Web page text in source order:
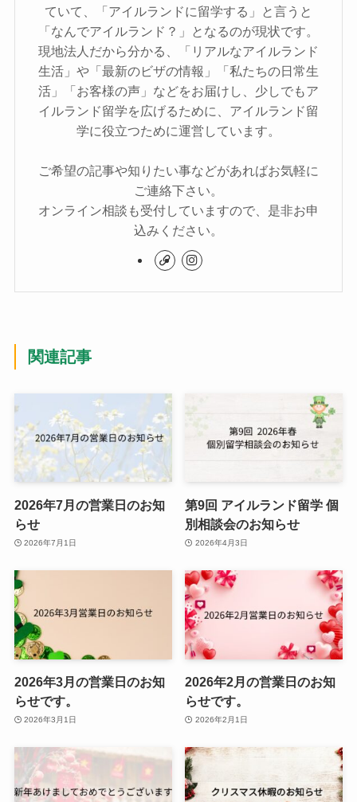
ていて、「アイルランドに留学する」と言うと
「なんでアイルランド？」となるのが現状です。
現地法人だから分かる、「リアルなアイルランド
生活」や「最新のビザの情報」「私たちの日常生
活」「お客様の声」などをお届けし、少しでもア
イルランド留学を広げるために、アイルランド留
学に役立つために運営しています。
ご希望の記事や知りたい事などがあればお気軽に
ご連絡下さい。
オンライン相談も受付していますので、是非お申
込みください。
関連記事
2026年7月の営業日のお知
らせ
2026年7月1日
第9回 アイルランド留学 個
別相談会のお知らせ
2026年4月3日
2026年3月の営業日のお知
らせです。
2026年3月1日
2026年2月の営業日のお知
らせです。
2026年2月1日